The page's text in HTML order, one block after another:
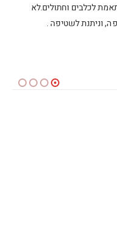
מותאמת לכלבים וחתולים.לא
וניתנת לשטיפה .